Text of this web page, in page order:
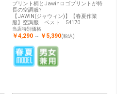
プリント柄とJawinロゴプリントが特
長の空調服?
【JAWIN(ジャウィン)】【春夏作業
服】空調服 ベスト 54170
当店特別価格
￥4,290 ～ ￥5,390(税込)